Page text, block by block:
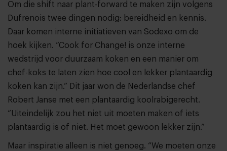
Om die shift naar plant-forward te maken zijn volgens
Dufrenois twee dingen nodig: bereidheid en kennis.
Daar komen interne initiatieven van Sodexo om de
hoek kijken. “Cook for Change! is onze interne
wedstrijd voor duurzaam koken en een manier om
chef-koks te laten zien hoe cool en lekker plantaardig
koken kan zijn.” Dit jaar won de Nederlandse chef
Robert Janse met een plantaardig koolrabigerecht.
“Uiteindelijk zou het niet uit moeten maken of iets
plantaardig is of niet. Het moet gewoon lekker zijn.”
Maar inspiratie alleen is niet genoeg. “We moeten onze